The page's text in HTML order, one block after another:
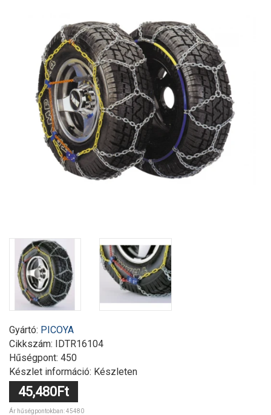
Gyártó: PICOYA
Cikkszám: IDTR16104
Hűségpont: 450
Készlet információ: Készleten
45,480Ft
Ár hűségpontokban: 45480